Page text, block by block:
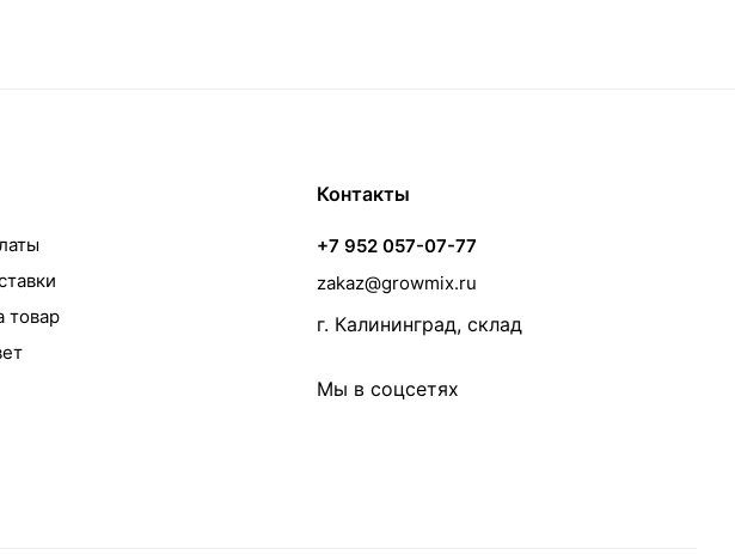
товар
Контакты
+7 952 057-07-77
zakaz@growmix.ru
г. Калининград, склад
Мы в соцсетях